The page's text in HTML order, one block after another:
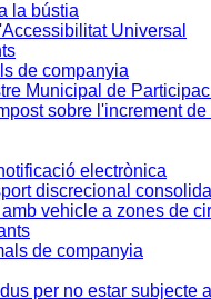
la bústia
Universal
de companyia
Municipal de
sobre l'increment
electrònica
discrecional
vehicle a zones de
de companyia
per no estar subjecte